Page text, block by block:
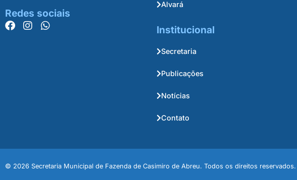
Redes sociais
Alvará
Institucional
Secretaria
Publicações
Notícias
Contato
© 2026 Secretaria Municipal de Fazenda de Casimiro de Abreu. Todos os direitos reservados.